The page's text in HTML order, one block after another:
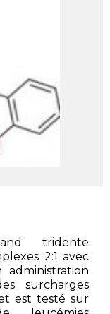
tridente
2:1 avec
surcharges
est testé sur